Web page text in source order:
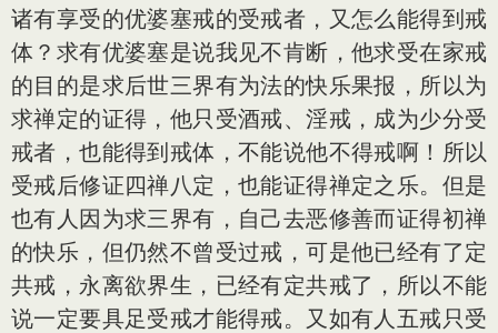
诸有享受的优婆塞戒的受戒者，又怎么能得到戒
体？求有优婆塞是说我见不肯断，他求受在家戒
的目的是求后世三界有为法的快乐果报，所以为
求禅定的证得，他只受酒戒、淫戒，成为少分受
戒者，也能得到戒体，不能说他不得戒啊！所以
受戒后修证四禅八定，也能证得禅定之乐。但是
也有人因为求三界有，自己去恶修善而证得初禅
的快乐，但仍然不曾受过戒，可是他已经有了定
共戒，永离欲界生，已经有定共戒了，所以不能
说一定要具足受戒才能得戒。又如有人五戒只受